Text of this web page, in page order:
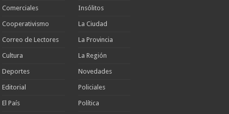
Comerciales
Cooperativismo
Correo de Lectores
Cultura
Deportes
Editorial
El País
Insólitos
La Ciudad
La Provincia
La Región
Novedades
Policiales
Política